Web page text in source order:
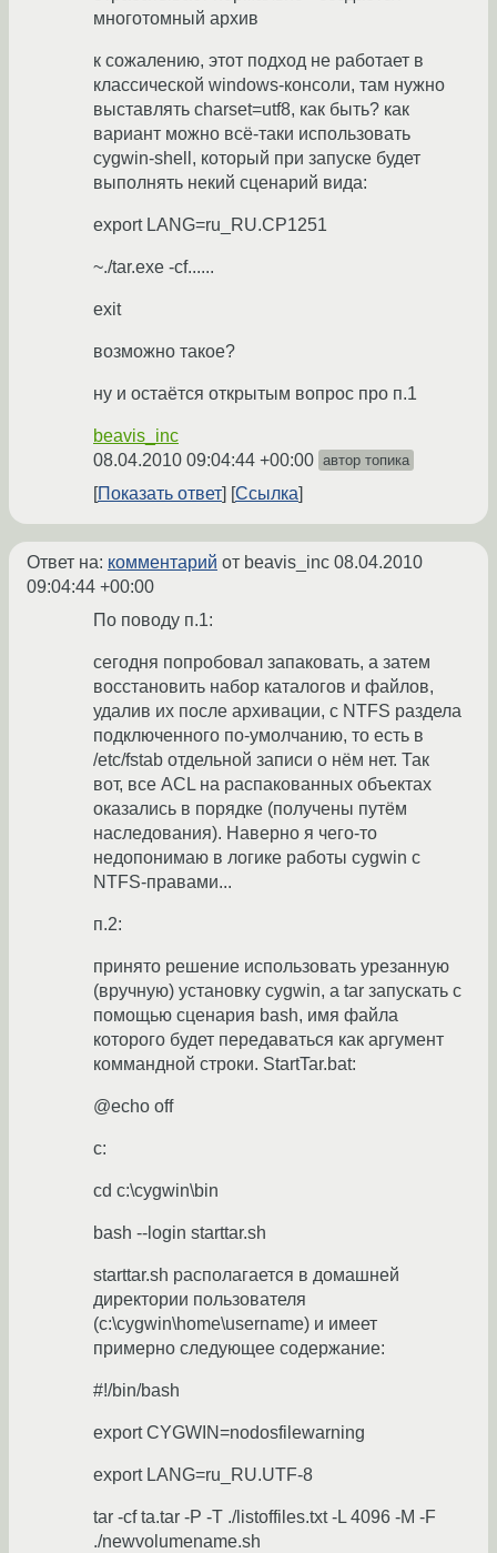
многотомный архив
к сожалению, этот подход не работает в
классической windows-консоли, там нужно
выставлять charset=utf8, как быть? как
вариант можно всё-таки использовать
cygwin-shell, который при запуске будет
выполнять некий сценарий вида:
export LANG=ru_RU.CP1251
~./tar.exe -cf......
exit
возможно такое?
ну и остаётся открытым вопрос про п.1
beavis_inc
08.04.2010 09:04:44 +00:00 автор топика
Показать ответ Ссылка
Ответ на: комментарий от beavis_inc 08.04.2010
09:04:44 +00:00
По поводу п.1:
сегодня попробовал запаковать, а затем
восстановить набор каталогов и файлов,
удалив их после архивации, с NTFS раздела
подключенного по-умолчанию, то есть в
/etc/fstab отдельной записи о нём нет. Так
вот, все ACL на распакованных объектах
оказались в порядке (получены путём
наследования). Наверно я чего-то
недопонимаю в логике работы cygwin с
NTFS-правами...
п.2:
принято решение использовать урезанную
(вручную) установку cygwin, а tar запускать с
помощью сценария bash, имя файла
которого будет передаваться как аргумент
коммандной строки. StartTar.bat:
@echo off
c:
cd c:\cygwin\bin
bash --login starttar.sh
starttar.sh располагается в домашней
директории пользователя
(c:\cygwin\home\username) и имеет
примерно следующее содержание:
#!/bin/bash
export CYGWIN=nodosfilewarning
export LANG=ru_RU.UTF-8
tar -cf ta.tar -P -T ./listoffiles.txt -L 4096 -M -F
./newvolumename.sh